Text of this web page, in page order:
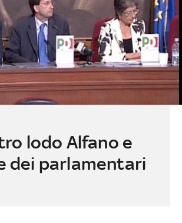
lodo Alfano e
dei parlamentari